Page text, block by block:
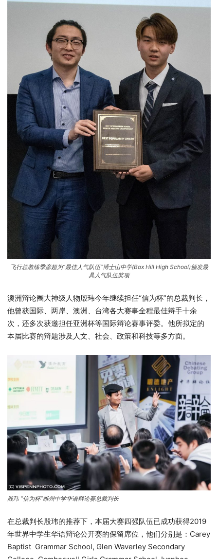
飞行总教练季彦超为“最佳人气队伍”博士山中学(Box Hill High School)颁发最
具人气队伍奖项
澳洲辩论圈大神级人物殷玮今年继续担任“信为杯”的总裁判长，
他曾获国际、两岸、澳洲、台湾各大赛事全程最佳辩手十余
次，还多次获邀担任亚洲杯等国际辩论赛事评委。他所拟定的
本届比赛的辩题涉及人文、社会、政策和科技等多方面。
殷玮 “信为杯”维州中学华语辩论赛总裁判长
在总裁判长殷玮的推荐下，本届大赛四强队伍已成功获得2019
年世界中学生华语辩论公开赛的保留席位，他们分别是：Carey
Baptist Grammar School, Glen Waverley Secondary